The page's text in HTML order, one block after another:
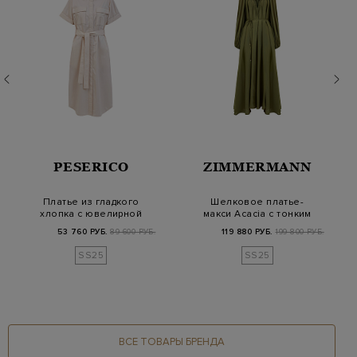
PESERICO
Платье из гладкого
хлопка с ювелирной
окантовкой Punto…
53 760 РУБ. 89 600 РУБ.
SS25
ZIMMERMANN
Шелковое платье-
макси Acacia с тонким
поясом в тон
119 880 РУБ. 199 800 РУБ.
SS25
ВСЕ ТОВАРЫ БРЕНДА